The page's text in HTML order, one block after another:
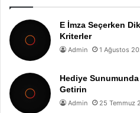
E İmza Seçerken
Kriterler
Admin 1 Ağustos
Hediye
Getirin
Admin 25 Temmuz